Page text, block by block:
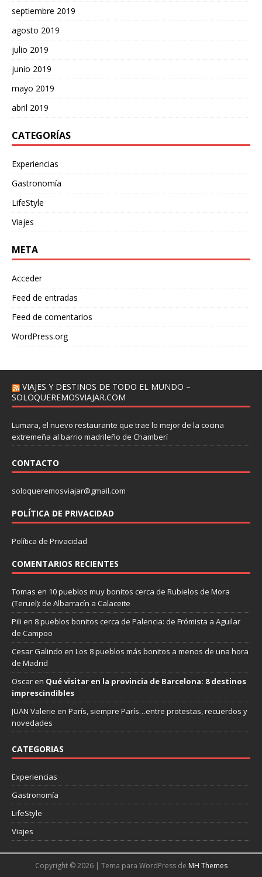
septiembre 2019
agosto 2019
julio 2019
junio 2019
mayo 2019
abril 2019
CATEGORÍAS
Experiencias
Gastronomía
LifeStyle
Viajes
META
Acceder
Feed de entradas
Feed de comentarios
WordPress.org
VIAJES Y DESTINOS DE TODO EL MUNDO –
SOLOQUEREMOSVIAJAR.COM
Lumara, el nuevo restaurante que trae lo mejor de la cocina
extremeña al barrio madrileño de Chamberí
CONTACTO
soloqueremosviajar@gmail.com
POLÍTICA DE PRIVACIDAD
Política de Privacidad
COMENTARIOS RECIENTES
Tomas en 10 pueblos muy bonitos cerca de Rubielos de Mora
(Teruel): de Albarracín a Calaceite
Pili en 8 pueblos bonitos cerca de Palencia: de Frómista a Aguilar
de Campoo
Cesar Galindo en Los 8 pueblos más bonitos a menos de una hora
de Madrid
Oscaren Qué visitar en la provincia de Barcelona: 8 destinos
imprescindibles
JUAN Valerie en París, siempre París…entre protestas, recuerdos y
novedades
CATEGORIAS
Experiencias
Gastronomía
LifeStyle
Viajes
Copyright © 2026 | Tema para WordPress de MH Themes